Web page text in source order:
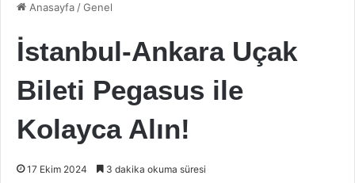
Anasayfa /Genel
İstanbul-Ankara Uçak
Bileti Pegasus ile
Kolayca Alın!
17 Ekim 2024 3 dakika okuma süresi